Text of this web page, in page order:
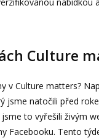
Culture
v Culture matters?
jsme natočili před
to vyřešili živým
Facebooku. Tento